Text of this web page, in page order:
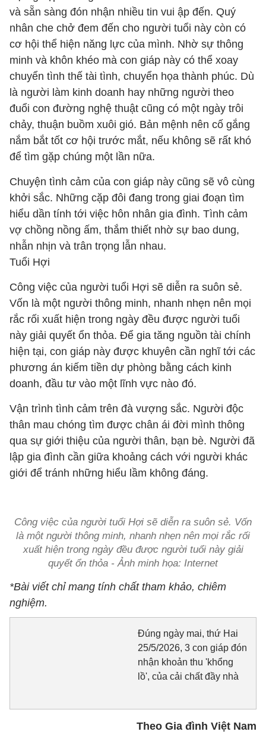
và sẵn sàng đón nhận nhiều tin vui ập đến. Quý
nhân che chở đem đến cho người tuổi này còn có
cơ hội thể hiện năng lực của mình. Nhờ sự thông
minh và khôn khéo mà con giáp này có thể xoay
chuyển tình thế tài tình, chuyển họa thành phúc. Dù
là người làm kinh doanh hay những người theo
đuổi con đường nghệ thuật cũng có một ngày trôi
chảy, thuận buồm xuôi gió. Bản mệnh nên cố gắng
nắm bắt tốt cơ hội trước mắt, nếu không sẽ rất khó
để tìm gặp chúng một lần nữa.
Chuyện tình cảm của con giáp này cũng sẽ vô cùng
khởi sắc. Những cặp đôi đang trong giai đoạn tìm
hiểu dần tính tới việc hôn nhân gia đình. Tình cảm
vợ chồng nồng ấm, thắm thiết nhờ sự bao dung,
nhẫn nhịn và trân trọng lẫn nhau.
Tuổi Hợi
Công việc của người tuổi Hợi sẽ diễn ra suôn sẻ.
Vốn là một người thông minh, nhanh nhẹn nên mọi
rắc rối xuất hiện trong ngày đều được người tuổi
này giải quyết ổn thỏa. Để gia tăng nguồn tài chính
hiện tại, con giáp này được khuyên cần nghĩ tới các
phương án kiếm tiền dự phòng bằng cách kinh
doanh, đầu tư vào một lĩnh vực nào đó.
Vận trình tình cảm trên đà vượng sắc. Người độc
thân mau chóng tìm được chân ái đời mình thông
qua sự giới thiệu của người thân, bạn bè. Người đã
lập gia đình cần giữa khoảng cách với người khác
giới để tránh những hiểu lầm không đáng.
Công việc của người tuổi Hợi sẽ diễn ra suôn sẻ. Vốn
là một người thông minh, nhanh nhẹn nên mọi rắc rối
xuất hiện trong ngày đều được người tuổi này giải
quyết ổn thỏa - Ảnh minh họa: Internet
*Bài viết chỉ mang tính chất tham khảo, chiêm
nghiệm.
Đúng ngày mai, thứ Hai
25/5/2026, 3 con giáp đón
nhận khoản thu 'khổng
lồ', của cải chất đầy nhà
Theo Gia đình Việt Nam